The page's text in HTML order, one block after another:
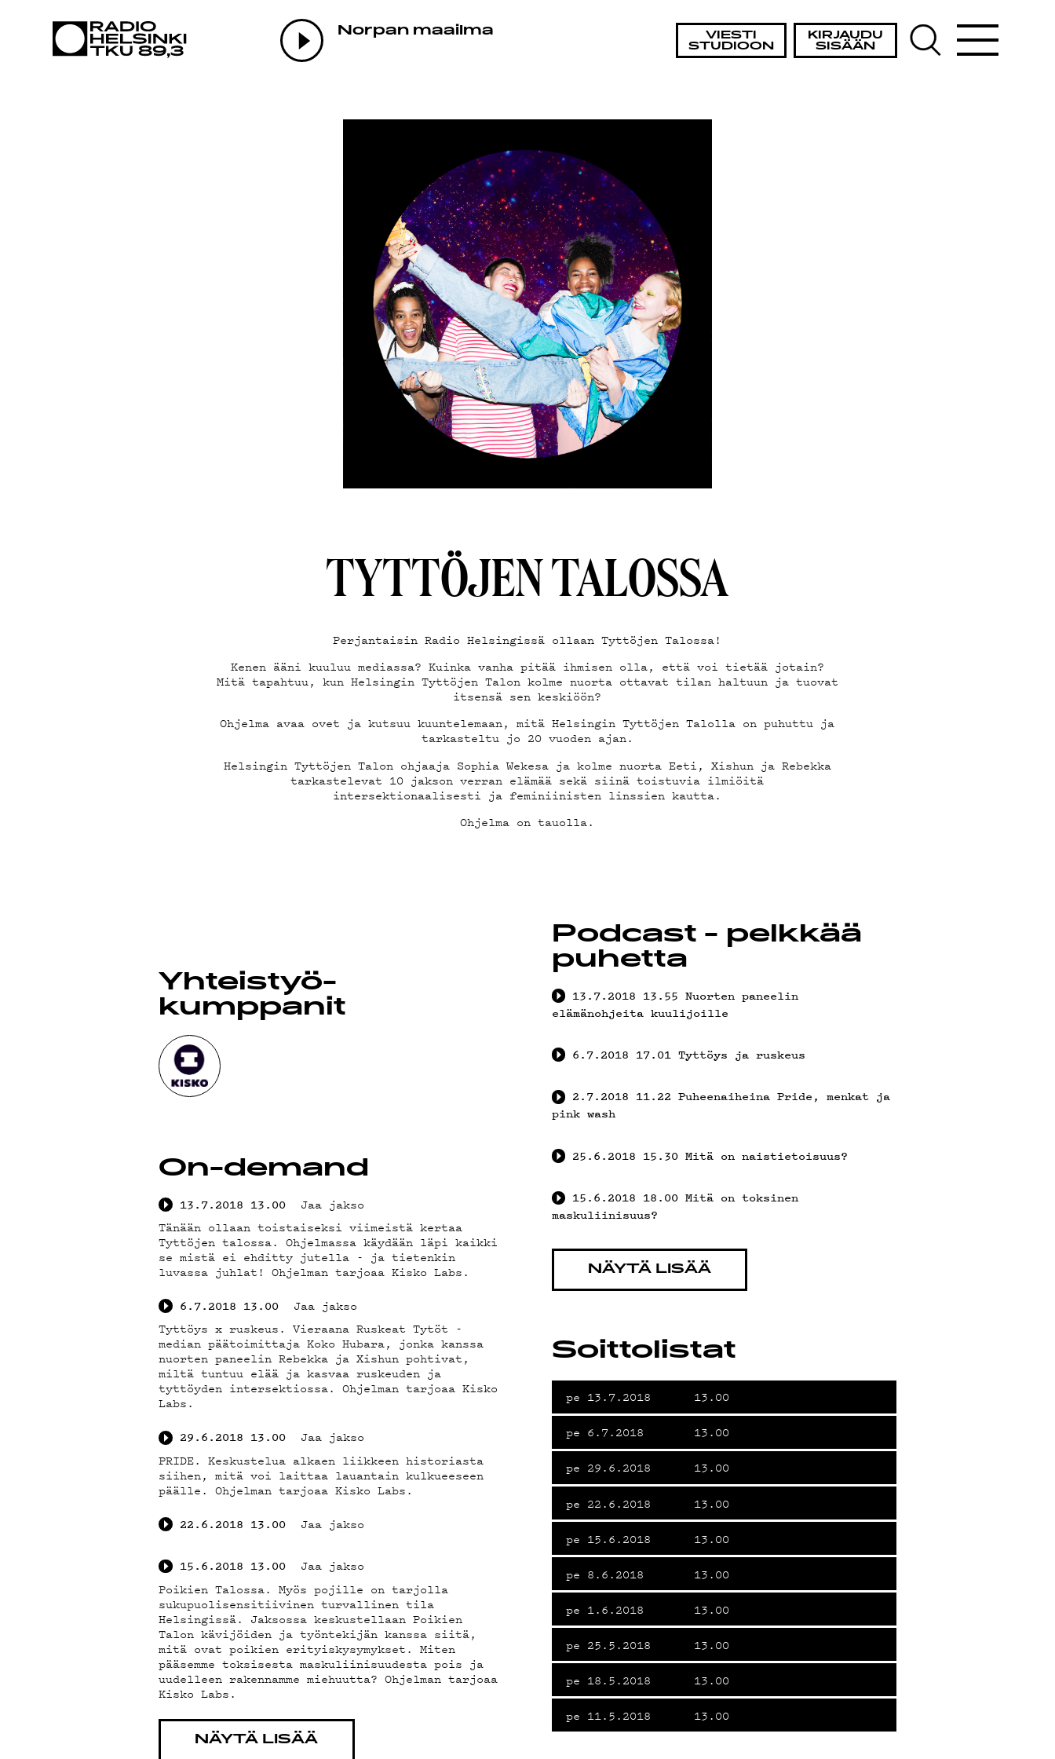
VIESTI
STUDIOON
KIRJAUDU
SISÄÄN
Norpan maailma
AJANKOHTAISTA
OHJELMAT
TEKIJÄT
ON-DEMAND
PODCAST
MAINOSTA
YHTEYSTIEDOT
G LIVELAB
YSTÄVÄKLUBI
TIETOSUOJA
TYTTÖJEN TALOSSA
Perjantaisin Radio Helsingissä ollaan Tyttöjen Talossa!
Kenen ääni kuuluu mediassa? Kuinka vanha pitää ihmisen olla, että voi tietää jotain?
Mitä tapahtuu, kun Helsingin Tyttöjen Talon kolme nuorta ottavat tilan haltuun ja tuovat
itsensä sen keskiöön?
Ohjelma avaa ovet ja kutsuu kuuntelemaan, mitä Helsingin Tyttöjen Talolla on puhuttu ja
tarkasteltu jo 20 vuoden ajan.
Helsingin Tyttöjen Talon ohjaaja Sophia Wekesa ja kolme nuorta Eeti, Xishun ja Rebekka
tarkastelevat 10 jakson verran elämää sekä siinä toistuvia ilmiöitä
intersektionaalisesti ja feminiinisten linssien kautta.
Ohjelma on tauolla.
Podcast - pelkkää
puhetta
13.7.2018 13.55 Nuorten paneelin
elämänohjeita kuulijoille
6.7.2018 17.01 Tyttöys ja ruskeus
2.7.2018 11.22 Puheenaiheina Pride, menkat ja
pink wash
25.6.2018 15.30 Mitä on naistietoisuus?
15.6.2018 18.00 Mitä on toksinen
maskuliinisuus?
NÄYTÄ LISÄÄ
Soittolistat
pe 13.7.2018 13.00
pe 6.7.2018 13.00
pe 29.6.2018 13.00
pe 22.6.2018 13.00
pe 15.6.2018 13.00
pe 8.6.2018 13.00
pe 1.6.2018 13.00
pe 25.5.2018 13.00
pe 18.5.2018 13.00
pe 11.5.2018 13.00
Yhteistyö­
kumppanit
On-demand
13.7.2018 13.00
Jaa jakso
Tänään ollaan toistaiseksi viimeistä kertaa
Tyttöjen talossa. Ohjelmassa käydään läpi kaikki
se mistä ei ehditty jutella - ja tietenkin
luvassa juhlat! Ohjelman tarjoaa Kisko Labs.
6.7.2018 13.00
Jaa jakso
Tyttöys x ruskeus. Vieraana Ruskeat Tytöt -
median päätoimittaja Koko Hubara, jonka kanssa
nuorten paneelin Rebekka ja Xishun pohtivat,
miltä tuntuu elää ja kasvaa ruskeuden ja
tyttöyden intersektiossa. Ohjelman tarjoaa Kisko
Labs.
29.6.2018 13.00
Jaa jakso
PRIDE. Keskustelua alkaen liikkeen historiasta
siihen, mitä voi laittaa lauantain kulkueeseen
päälle. Ohjelman tarjoaa Kisko Labs.
22.6.2018 13.00 Jaa jakso
15.6.2018 13.00
Jaa jakso
Poikien Talossa. Myös pojille on tarjolla
sukupuolisensitiivinen turvallinen tila
Helsingissä. Jaksossa keskustellaan Poikien
Talon kävijöiden ja työntekijän kanssa siitä,
mitä ovat poikien erityiskysymykset. Miten
pääsemme toksisesta maskuliinisuudesta pois ja
uudelleen rakennamme miehuutta? Ohjelman tarjoaa
Kisko Labs.
NÄYTÄ LISÄÄ